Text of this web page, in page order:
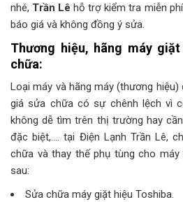
nhé, Trần Lê hỗ trợ kiểm tra miễn
báo giá và không đồng ý sửa.
Thương hiệu, hãng máy
chữa:
Loại máy và hãng máy (thương hiệu)
giá sửa chữa có sự chênh lệch vì
không dễ tìm trên thị trường hay
đặc biệt,…. tại Điện Lạnh Trần Lê,
chữa và thay thế phụ tùng cho
sau:
Sửa chữa máy giặt hiệu Toshiba.